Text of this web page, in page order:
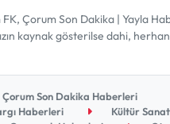
Çorum Son Dakika | Yayla
kaynak gösterilse dahi,
Çorum Son Dakika Haberleri
Haberleri
Kültür Sanat